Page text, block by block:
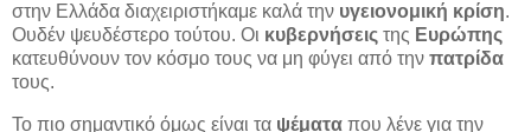
στην Ελλάδα διαχειριστήκαμε καλά την υγειονομική κρίση.
Ουδέν ψευδέστερο τούτου. Οι κυβερνήσεις της Ευρώπης
κατευθύνουν τον κόσμο τους να μη φύγει από την πατρίδα
τους.
Το πιο σημαντικό όμως είναι τα ψέματα που λένε για την